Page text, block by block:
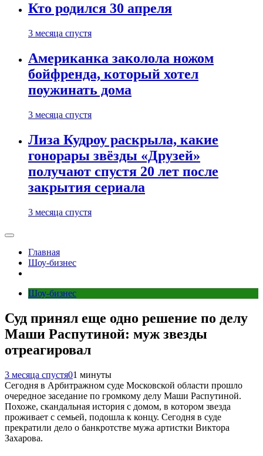
Кто родился 30 апреля
3 месяца спустя
Американка заколола ножом
бойфренда, который хотел
поужинать дома
3 месяца спустя
Лиза Кудроу раскрыла, какие
гонорары звёзды «Друзей»
получают спустя 20 лет после
закрытия сериала
3 месяца спустя
Главная
Шоу-бизнес
Шоу-бизнес
Суд принял еще одно решение по делу
Маши Распутиной: муж звезды
отреагировал
3 месяца спустя01 минуты
Сегодня в Арбитражном суде Московской области прошло
очередное заседание по громкому делу Маши Распутиной.
Похоже, скандальная история с домом, в котором звезда
проживает с семьей, подошла к концу. Сегодня в суде
прекратили дело о банкротстве мужа артистки Виктора
Захарова.